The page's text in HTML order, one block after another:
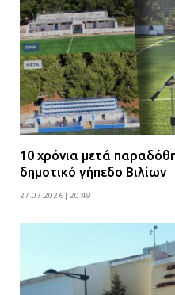
10 χρόνια μετά
δημοτικό γήπεδο Βιλίων
27.07.2026 | 20:49